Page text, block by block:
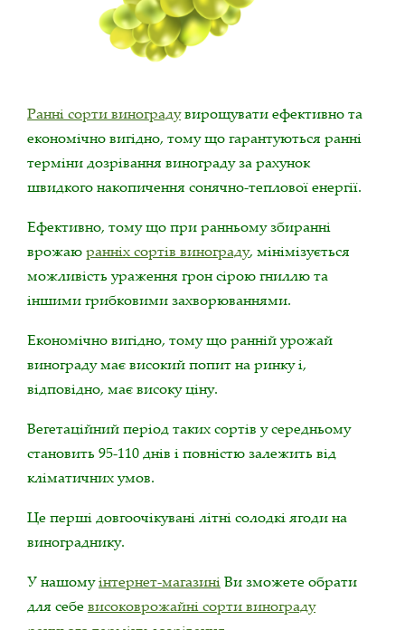
Ранні сорти виноградувирощувати ефективно та
економічно вигідно, тому що гарантуються ранні
терміни дозрівання винограду за рахунок
швидкого накопичення сонячно-теплової енергії.
Ефективно, тому що при ранньому збиранні
врожаюранніх сортів винограду, мінімізується
можливість ураження грон сірою гниллю та
іншими грибковими захворюваннями.
Економічно вигідно, тому що ранній урожай
винограду має високий попит на ринку і,
відповідно, має високу ціну.
Вегетаційний період таких сортів у середньому
становить 95-110 днів і повністю залежить від
кліматичних умов.
Це перші довгоочікувані літні солодкі ягоди на
винограднику.
У нашомуінтернет-магазиніВи зможете обрати
для себе високоврожайні сорти винограду